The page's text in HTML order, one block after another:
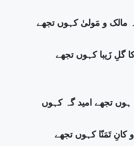
مالک و مَولیٰ کہوں تجھے
گلِ زَیبا کہوں تجھے
تجھے امید گہ کہوں
کانِ تَمَنّا کہوں تجھے